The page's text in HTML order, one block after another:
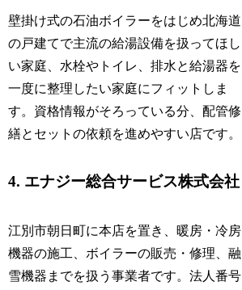
壁掛け式の石油ボイラーをはじめ北海道
の戸建てで主流の給湯設備を扱ってほし
い家庭、水栓やトイレ、排水と給湯器を
一度に整理したい家庭にフィットしま
す。資格情報がそろっている分、配管修
繕とセットの依頼を進めやすい店です。
4. エナジー総合サービス株式会社
江別市朝日町に本店を置き、暖房・冷房
機器の施工、ボイラーの販売・修理、融
雪機器までを扱う事業者です。法人番号